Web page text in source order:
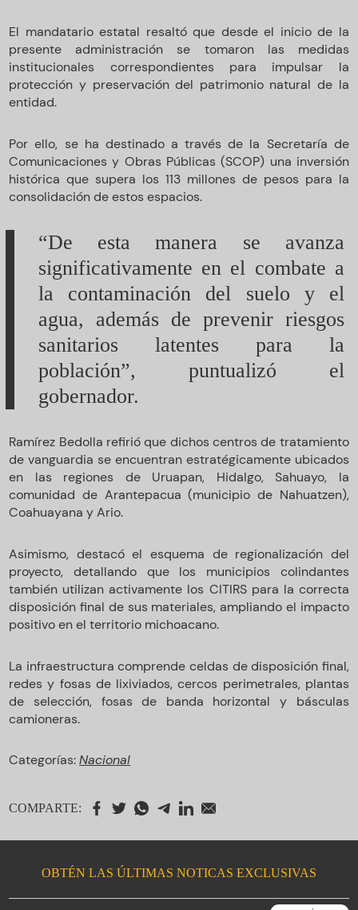
El mandatario estatal resaltó que desde el inicio de la
presente administración se tomaron las medidas
institucionales correspondientes para impulsar la
protección y preservación del patrimonio natural de la
entidad.
Por ello, se ha destinado a través de la Secretaría de
Comunicaciones y Obras Públicas (SCOP) una inversión
histórica que supera los 113 millones de pesos para la
consolidación de estos espacios.
“De esta manera se avanza
significativamente en el combate a
la contaminación del suelo y el
agua, además de prevenir riesgos
sanitarios latentes para la
población”, puntualizó el
gobernador.
Ramírez Bedolla refirió que dichos centros de tratamiento
de vanguardia se encuentran estratégicamente ubicados
en las regiones de Uruapan, Hidalgo, Sahuayo, la
comunidad de Arantepacua (municipio de Nahuatzen),
Coahuayana y Ario.
Asimismo, destacó el esquema de regionalización del
proyecto, detallando que los municipios colindantes
también utilizan activamente los CITIRS para la correcta
disposición final de sus materiales, ampliando el impacto
positivo en el territorio michoacano.
La infraestructura comprende celdas de disposición final,
redes y fosas de lixiviados, cercos perimetrales, plantas
de selección, fosas de banda horizontal y básculas
camioneras.
Categorías:Nacional
COMPARTE:
OBTÉN LAS ÚLTIMAS NOTICAS EXCLUSIVAS